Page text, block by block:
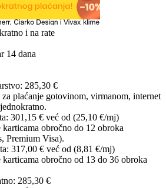
i na rate
14 dana
285,30 €
plaćanje gotovinom, virmanom, internet
301,15 € već od (25,10 €/mj)
obročno do 12 obroka
Premium Visa).
317,00 € već od (8,81 €/mj)
obročno od 13 do 36 obroka
285,30 €